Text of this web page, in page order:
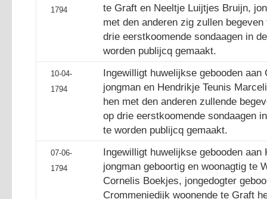
1794
te Graft en Neeltje Luijtjes Bruijn,
met den anderen zig zullen
drie eerstkoomende sondaagen in
worden publijcq gemaakt.
10-04-
1794
Ingewilligt huwelijkse gebooden
jongman en Hendrikje Teunis
hen met den anderen zullende
op drie eerstkoomende sondaagen
te worden publijcq gemaakt.
07-06-
1794
Ingewilligt huwelijkse gebooden
jongman geboortig en woonagtig te
Cornelis Boekjes, jongedogter
Crommeniedijk woonende te Graft